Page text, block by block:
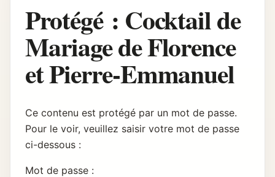
Protégé : Cocktail de
Mariage de Florence
et Pierre-Emmanuel
Ce contenu est protégé par un mot de passe.
Pour le voir, veuillez saisir votre mot de passe
ci-dessous :
Mot de passe :